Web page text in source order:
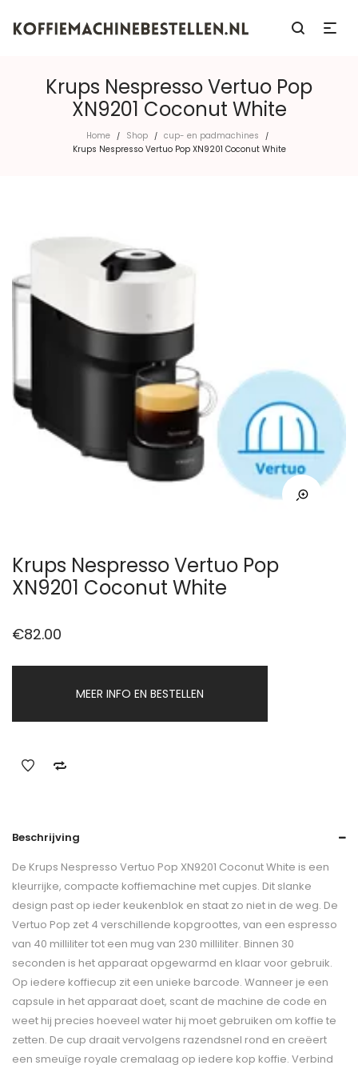
Krups Nespresso Vertuo Pop
XN9201 Coconut White
Home / Shop / cup- en padmachines /
Krups Nespresso Vertuo Pop XN9201 Coconut White
Krups Nespresso Vertuo Pop
XN9201 Coconut White
€82.00
MEER INFO EN BESTELLEN
Beschrijving
De Krups Nespresso Vertuo Pop XN9201 Coconut White is een
kleurrijke, compacte koffiemachine met cupjes. Dit slanke
design past op ieder keukenblok en staat zo niet in de weg. De
Vertuo Pop zet 4 verschillende kopgroottes, van een espresso
van 40 milliliter tot een mug van 230 milliliter. Binnen 30
seconden is het apparaat opgewarmd en klaar voor gebruik.
Op iedere koffiecup zit een unieke barcode. Wanneer je een
capsule in het apparaat doet, scant de machine de code en
weet hij precies hoeveel water hij moet gebruiken om koffie te
zetten. De cup draait vervolgens razendsnel rond en creëert
een smeuïge royale cremalaag op iedere kop koffie. Verbind